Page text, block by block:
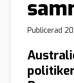
Publicerad